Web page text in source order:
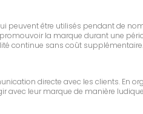
peuvent être utilisés pendant de
la marque durant une
continue sans coût supplémentaire.
directe avec les clients.
leur marque de manière